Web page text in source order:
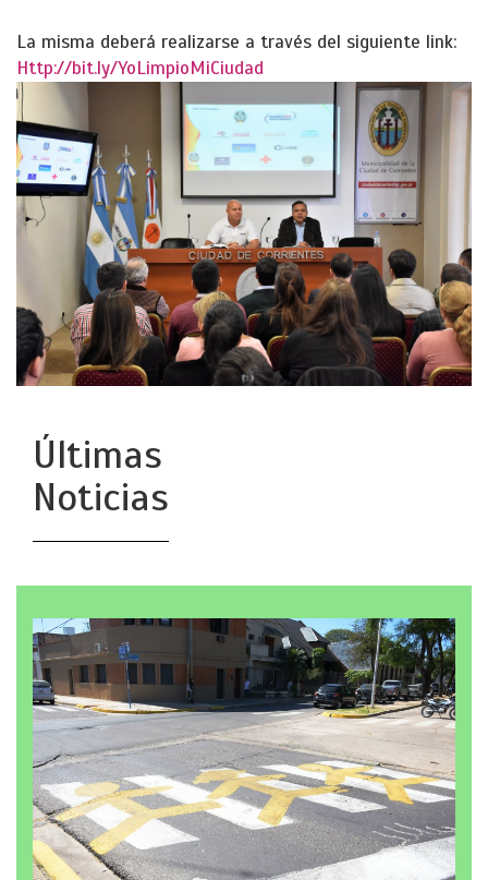
La misma deberá realizarse a través del siguiente link:
Http://bit.ly/YoLimpioMiCiudad
Últimas
Noticias